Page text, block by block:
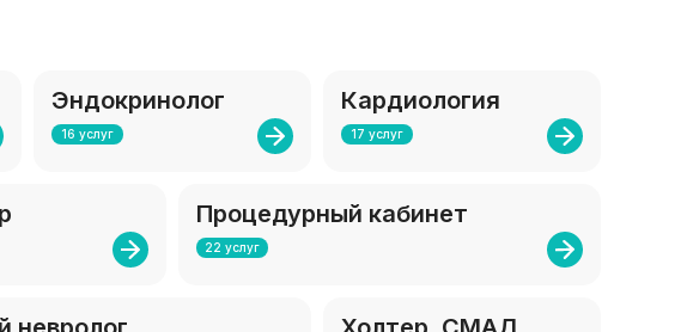
Эндокринолог
16 услуг
22 услуг
Процедурный кабинет
17 услуг
Кардиология